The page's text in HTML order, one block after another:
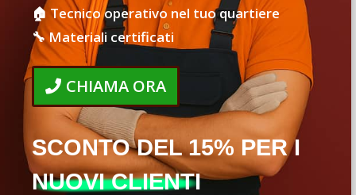
🏠 Tecnico operativo nel tuo quartiere
🔧 Materiali certificati
CHIAMA ORA
SCONTO DEL 15% PER I
NUOVI CLIENTI